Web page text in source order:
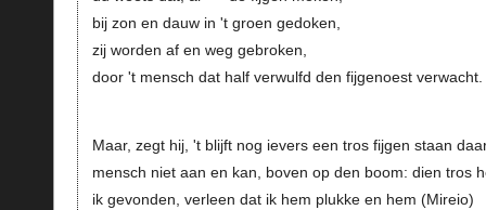
bij zon en dauw in 't groen gedoken,
zij worden af en weg gebroken,
door 't mensch dat half verwulfd den fijgenoest verwacht.
Maar, zegt hij, 't blijft nog ievers een tros fijgen staan
mensch niet aan en kan, boven op den boom: dien tros
ik gevonden, verleen dat ik hem plukke en hem (Mireio)